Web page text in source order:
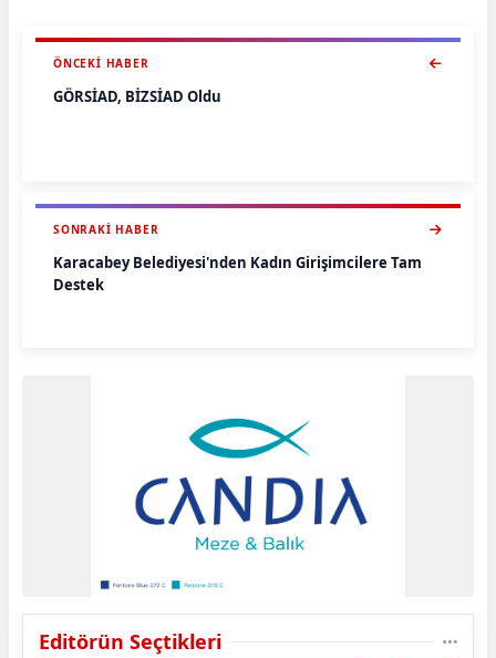
ÖNCEKI HABER
GÖRSİAD, BİZSİAD Oldu
SONRAKI HABER
Karacabey Belediyesi'nden Kadın Girişimcilere Tam
Destek
Editörün Seçtikleri